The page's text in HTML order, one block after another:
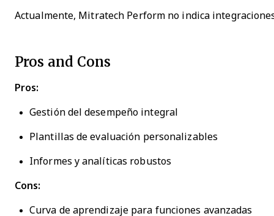
Actualmente, Mitratech Perform no indica
Pros and Cons
Pros:
Gestión del desempeño integral
Plantillas de evaluación personalizables
Informes y analíticas robustos
Cons:
Curva de aprendizaje para funciones avanzadas